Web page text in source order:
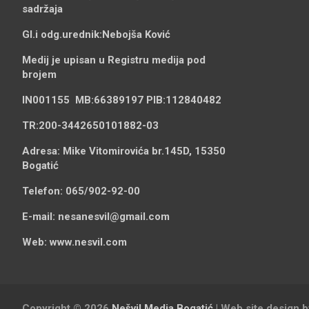
sadržaja
Gl.i odg.urednik:Nebojša Ković
Medij je upisan u Registru medija pod
brojem
IN001155 MB:66389197 PIB:112840482
TR:200-3442650101882-03
Adresa: Mike Vitomirovića br.145D, 15350
Bogatić
Telefon: 065/902-92-00
E-mail: nesanesvil@gmail.com
Web: www.nesvil.com